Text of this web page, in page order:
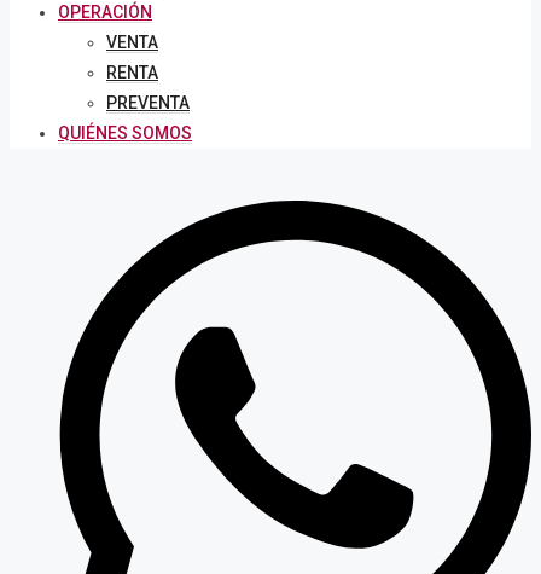
OPERACIÓN
VENTA
RENTA
PREVENTA
QUIÉNES SOMOS